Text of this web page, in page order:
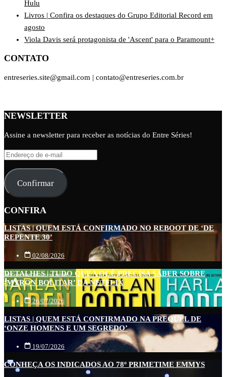
Hulu
Livros | Confira os destaques do Grupo Editorial Record em
agosto
Viola Davis será protagonista de 'Ascent' para o Paramount+
CONTATO
entreseries.site@gmail.com | contato@entreseries.com.br
NEWSLETTER
Assine a newsletter para receber as notícias do Entre Séries!
Endereço
e-
mail
Confirmar
CONFIRA
LISTAS | QUEM ESTÁ CONFIRMADO NO REBOOT DE ‘DE
REPENTE 30’
02/08/2026
DETALHES | TUDO QUE VOCÊ PRECISA SABER SOBRE
‘MYRON BOLITAR’ DA NETFLIX
26/07/2026
LISTAS | QUEM ESTÁ CONFIRMADO NA PREQUEL DE
‘ONZE HOMENS E UM SEGREDO’
19/07/2026
CONHEÇA OS INDICADOS AO 78º PRIMETIME EMMYS